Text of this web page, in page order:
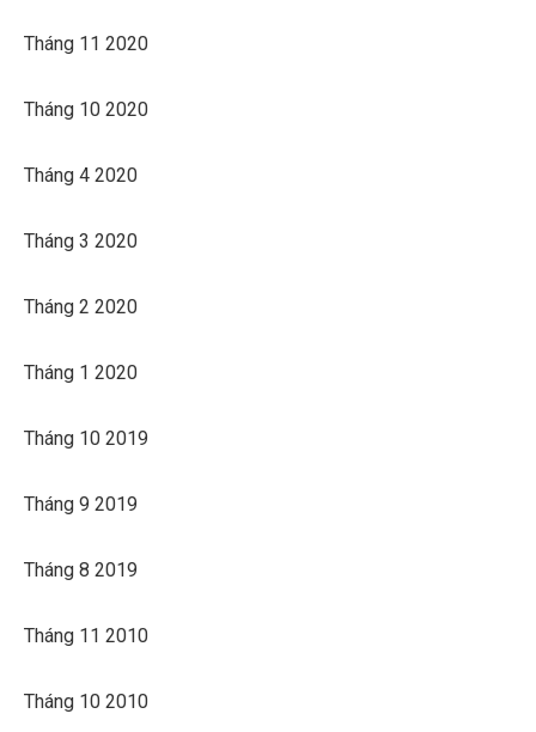
Tháng 11 2020
Tháng 10 2020
Tháng 4 2020
Tháng 3 2020
Tháng 2 2020
Tháng 1 2020
Tháng 10 2019
Tháng 9 2019
Tháng 8 2019
Tháng 11 2010
Tháng 10 2010